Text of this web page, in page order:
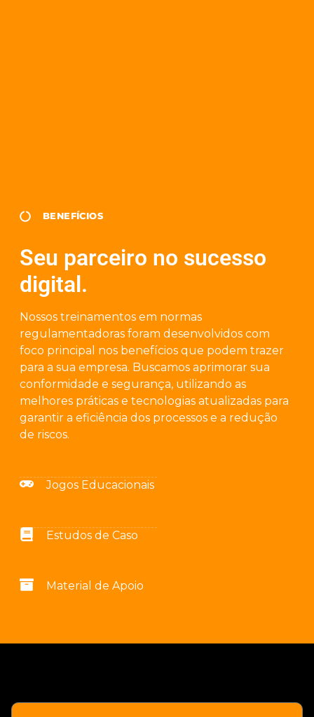
BENEFÍCIOS
Seu parceiro no sucesso
digital.
Nossos treinamentos em normas
regulamentadoras foram desenvolvidos com
foco principal nos benefícios que podem trazer
para a sua empresa. Buscamos aprimorar sua
conformidade e segurança, utilizando as
melhores práticas e tecnologias atualizadas para
garantir a eficiência dos processos e a redução
de riscos.
Jogos Educacionais
Estudos de Caso
Material de Apoio